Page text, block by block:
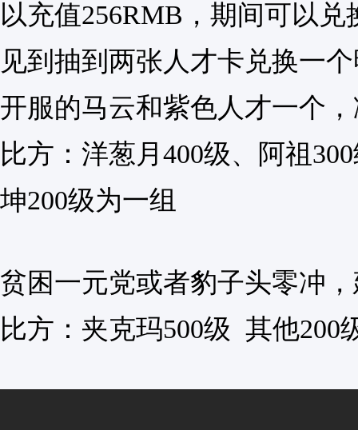
以充值256RMB，期间可以
见到抽到两张人才卡兑换一
开服的马云和紫色人才一个
比方：洋葱月400级、阿祖
坤200级为一组
贫困一元党或者豹子头零冲
比方：夹克玛500级 其他200